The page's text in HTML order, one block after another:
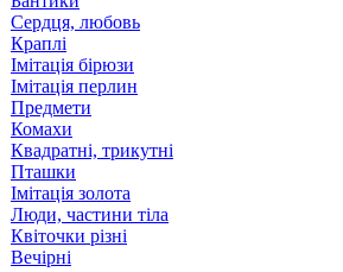
Сердця, любовь
Краплі
Імітація бірюзи
Імітація перлин
Предмети
Комахи
Квадратні, трикутні
Пташки
Імітація золота
Люди, частини тіла
Квіточки різні
Вечірні